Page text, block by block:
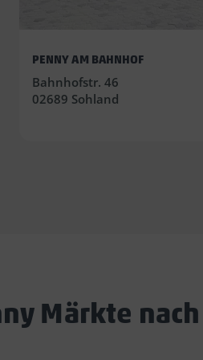
PENNY AM BAHNHOF
Bahnhofstr. 46
02689 Sohland
Märkte